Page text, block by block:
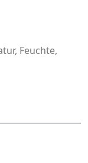
Feuchte,